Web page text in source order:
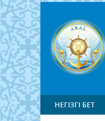
НЕГІЗГІ БЕТ